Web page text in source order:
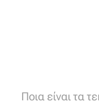
🏠 Ποια είναι τα